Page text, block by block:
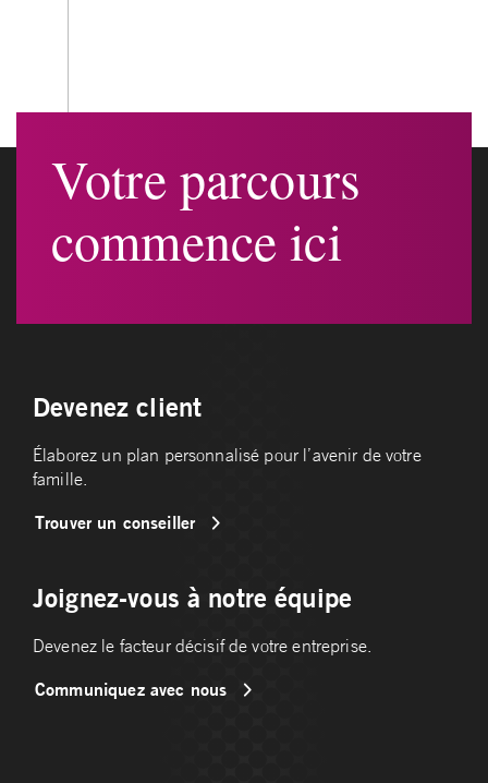
Votre parcours
commence ici
Devenez client
Élaborez un plan personnalisé pour l’avenir de votre
famille.
Trouver un conseiller
Joignez-vous à notre équipe
Devenez le facteur décisif de votre entreprise.
Communiquez avec nous